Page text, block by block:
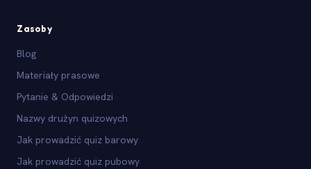
Zasoby
Blog
Materiały prasowe
Pytanie & Odpowiedzi
Nazwy drużyn quizowych
Jak prowadzić quiz barowy
Jak prowadzić quiz pubowy